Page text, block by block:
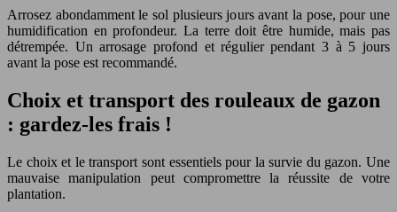
Arrosez abondamment le sol plusieurs jours avant la pose, pour une
humidification en profondeur. La terre doit être humide, mais pas
détrempée. Un arrosage profond et régulier pendant 3 à 5 jours
avant la pose est recommandé.
Choix et transport des rouleaux de gazon
: gardez-les frais !
Le choix et le transport sont essentiels pour la survie du gazon. Une
mauvaise manipulation peut compromettre la réussite de votre
plantation.